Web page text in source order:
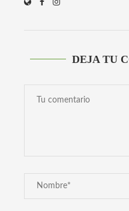
DEJA TU